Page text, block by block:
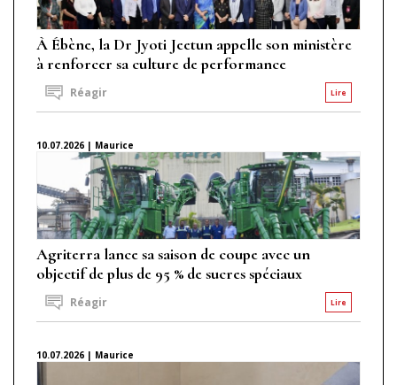
À Ébène, la Dr Jyoti Jeetun appelle son ministère
à renforcer sa culture de performance
Lire
Réagir
10.07.2026 | Maurice
Agriterra lance sa saison de coupe avec un
objectif de plus de 95 % de sucres spéciaux
Lire
Réagir
10.07.2026 | Maurice